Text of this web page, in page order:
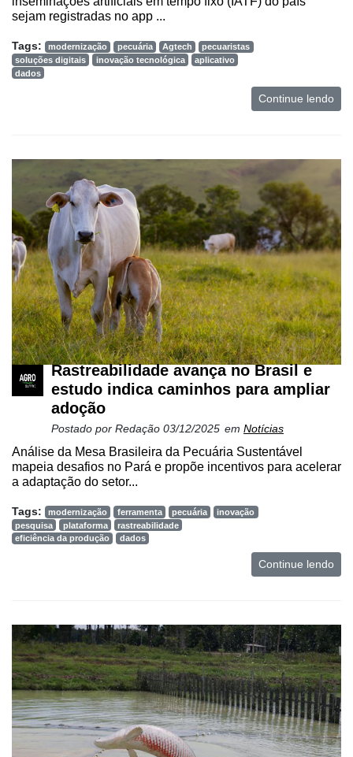
sejam registradas no app ...
Tags: modernização pecuária Agtech
pecuaristas
soluções digitais
inovação tecnológica
aplicativo
dados
Continue lendo
Rastreabilidade avança no Brasil e
estudo indica caminhos para ampliar
adoção
Postado por Redação 03/12/2025 em Notícias
Análise da Mesa Brasileira da Pecuária Sustentável
mapeia desafios no Pará e propõe incentivos para acelerar
a adaptação do setor...
Tags: modernização ferramenta pecuária
inovação
pesquisa
plataforma
rastreabilidade
eficiência da produção
dados
Continue lendo